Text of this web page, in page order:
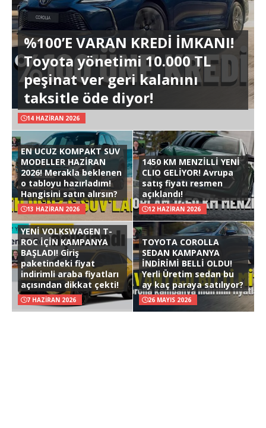
%100’E VARAN KREDİ İMKANI!
Toyota yönetimi 10.000 TL
peşinat ver geri kalanını
taksitle öde diyor!
14 HAZIRAN 2026
EN UCUZ KOMPAKT SUV
MODELLER HAZİRAN
2026! Merakla beklenen
o tabloyu hazırladım!
Hangisini satın alırsın?
13 HAZIRAN 2026
1450 KM MENZİLLİ YENİ
CLIO GELİYOR! Avrupa
satış fiyatı resmen
açıklandı!
12 HAZIRAN 2026
YENİ VOLKSWAGEN T-
ROC İÇİN KAMPANYA
BAŞLADI! Giriş
paketindeki fiyat
indirimli araba fiyatları
açısından dikkat çekti!
7 HAZIRAN 2026
TOYOTA COROLLA
SEDAN KAMPANYA
İNDİRİMİ BELLİ OLDU!
Yerli Üretim sedan bu
ay kaç paraya satılıyor?
26 MAYIS 2026